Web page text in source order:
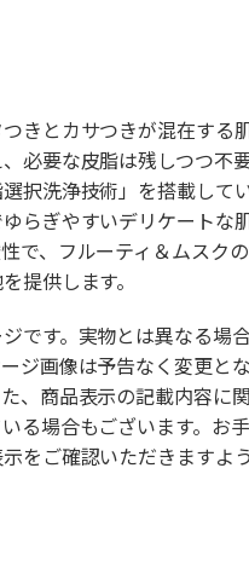
きとカサつきが混在する
必要な皮脂は残しつつ不
択洗浄技術」を搭載して
らぎやすいデリケートな
で、フルーティ＆ムスク
提供します。
です。実物とは異なる場
ジ画像は予告なく変更と
、商品表示の記載内容に
る場合もございます。お
をご確認いただきますよ